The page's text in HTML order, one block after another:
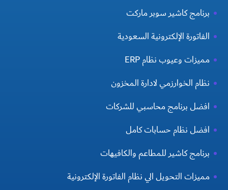
برنامج كاشير سوبر ماركت
الفاتورة الإلكترونية السعودية
مميزات وعيوب نظام ERP
نظام الخوارزمي لادارة المخزون
افضل برنامج محاسبي للشركات
افضل نظام حسابات كامل
برنامج كاشير للمطاعم والكافيهات
مميزات التحويل الي نظام الفاتورة الإلكترونية